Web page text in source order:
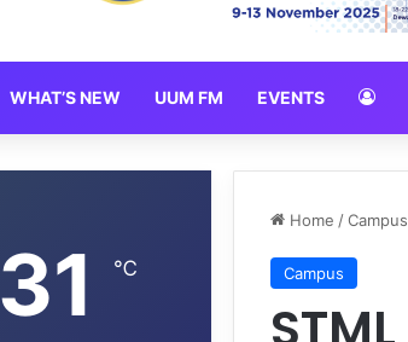
WHAT’S NEW UUM FM EVENTS
Home /Campus
Campus
31 ℃